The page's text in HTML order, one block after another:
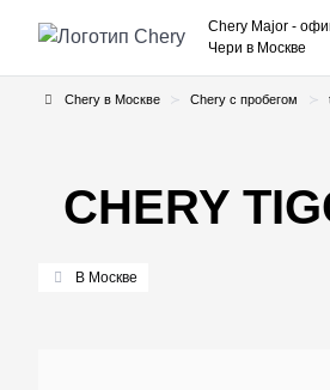
Chery Major -
Чери в Москве
Chery в Москве Chery с пробегом
CHERY
В Москве